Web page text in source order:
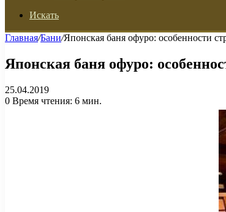
Искать
Главная/Бани/Японская баня офуро: особенности
Японская баня офуро:
25.04.2019
0 Время чтения: 6 мин.